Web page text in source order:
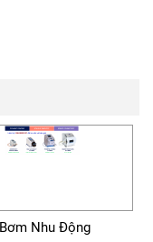
Bơm Nhu Động